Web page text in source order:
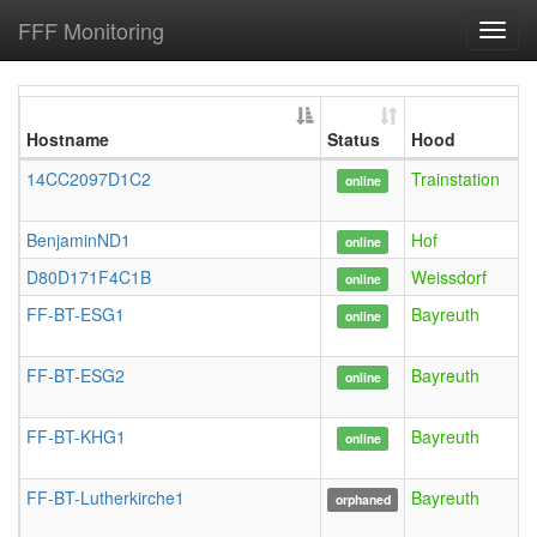
FFF Monitoring
Hostname Status
Hood
14CC2097D1C2
online Trainstation
BenjaminND1 online
Hof
D80D171F4C1B
online
Weissdorf
FF-BT-ESG1
online Bayreuth
FF-BT-ESG2 online Bayreuth
FF-BT-KHG1 online Bayreuth
FF-BT-Lutherkirche1 orphaned Bayreuth